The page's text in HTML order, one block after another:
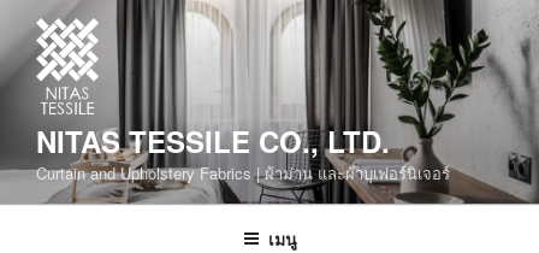
NITAS TESSILE CO., LTD.
Curtain and Upholstery Fabrics | ผ้าม่าน และผ้าบุเฟอร์นิเจอร์
เมนู